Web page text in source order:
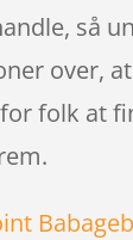
så
over,
folk at